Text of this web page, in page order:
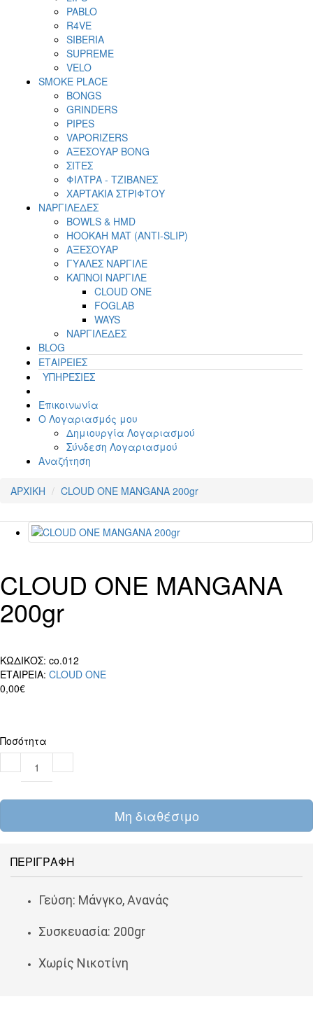
PABLO
R4VE
SIBERIA
SUPREME
VELO
SMOKE PLACE
BONGS
GRINDERS
PIPES
VAPORIZERS
ΑΞΕΣΟΥΑΡ BONG
ΣΙΤΕΣ
ΦΙΛΤΡΑ - ΤΖΙΒΑΝΕΣ
ΧΑΡΤΑΚΙΑ ΣΤΡΙΦΤΟΥ
ΝΑΡΓΙΛΕΔΕΣ
BOWLS & HMD
HOOKAH MAT (ANTI-SLIP)
ΑΞΕΣΟΥΑΡ
ΓΥΑΛΕΣ ΝΑΡΓΙΛΕ
ΚΑΠΝΟΙ ΝΑΡΓΙΛΕ
CLOUD ONE
FOGLAB
WAYS
ΝΑΡΓΙΛΕΔΕΣ
BLOG
ΕΤΑΙΡΕΙΕΣ
ΥΠΗΡΕΣΙΕΣ
Επικοινωνία
Ο Λογαριασμός μου
Δημιουργία Λογαριασμού
Σύνδεση Λογαριασμού
Αναζήτηση
ΑΡΧΙΚΗ CLOUD ONE MANGANA 200gr
CLOUD ONE MANGANA
200gr
ΚΩΔΙΚΟΣ: co.012
ΕΤΑΙΡΕΙΑ: CLOUD ONE
0,00€
Ποσότητα
Μη διαθέσιμο
ΠΕΡΙΓΡΑΦΗ
Γεύση: Μάνγκο, Ανανάς
Συσκευασία: 200gr
Χωρίς Νικοτίνη